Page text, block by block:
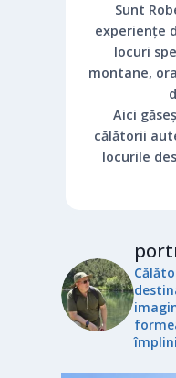
Sunt
experiențe
locuri
montane,
Aici
călătorii
locurile